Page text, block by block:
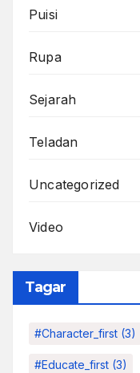
Puisi
Rupa
Sejarah
Teladan
Uncategorized
Video
Tagar
#character_first (3)
#educate_first (3)